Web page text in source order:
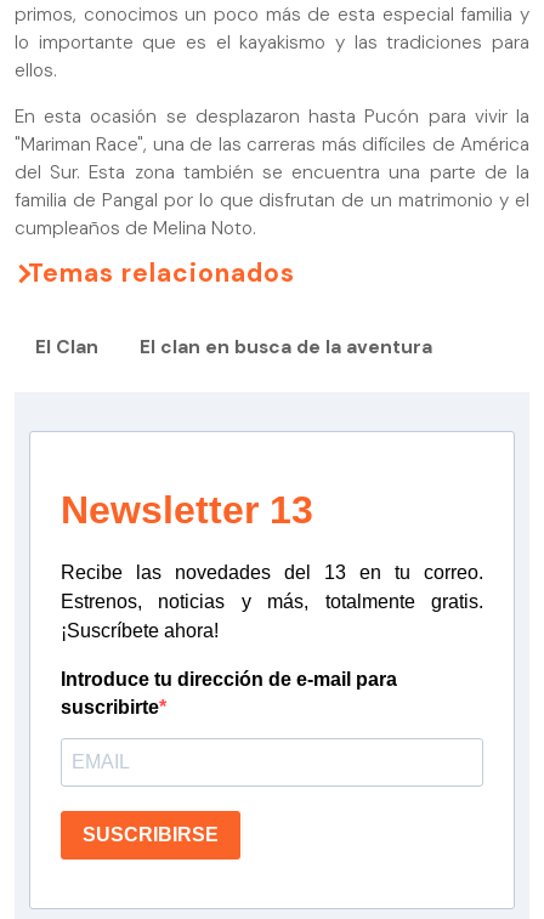
primos, conocimos un poco más de esta especial familia y
lo importante que es el kayakismo y las tradiciones para
ellos.
En esta ocasión se desplazaron hasta Pucón para vivir la
"Mariman Race", una de las carreras más difíciles de América
del Sur. Esta zona también se encuentra una parte de la
familia de Pangal por lo que disfrutan de un matrimonio y el
cumpleaños de Melina Noto.
Temas relacionados
El Clan El clan en busca de la aventura
Newsletter 13
Recibe las novedades del 13 en tu correo.
Estrenos, noticias y más, totalmente gratis.
¡Suscríbete ahora!
Introduce tu dirección de e-mail para
suscribirte
SUSCRIBIRSE